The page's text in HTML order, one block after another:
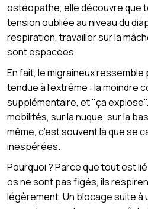
ostéopathe, elle découvre que
tension oubliée au niveau du
respiration, travailler sur la
sont espacées.
En fait, le migraineux
tendue à l’extrême : la moindre
supplémentaire, et "ça
mobilités, sur la nuque, sur la
même, c’est souvent là que se
inespérées.
Pourquoi ? Parce que tout est
os ne sont pas figés, ils
légèrement. Un blocage suite à